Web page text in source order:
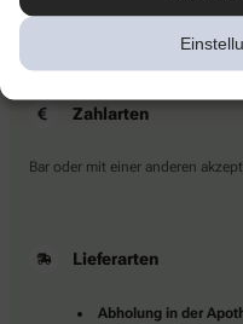
Kontaktieren Sie uns direkt.
Zahlarten
Bar oder mit einer anderen
Lieferarten
Abholung in der